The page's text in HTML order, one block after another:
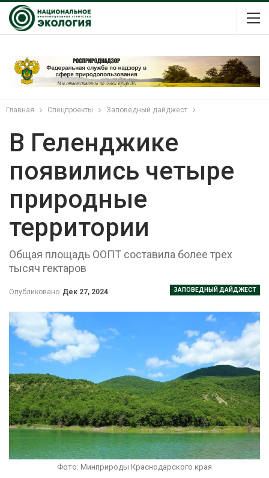
Главная Спецпроекты Заповедный дайджест
В Геленджике
появились четыре
природные
территории
Общая площадь ООПТ составила более трех
тысяч гектаров
ЗАПОВЕДНЫЙ ДАЙДЖЕСТ
Опубликовано Дек 27, 2024
Фото: Минприроды Краснодарского края